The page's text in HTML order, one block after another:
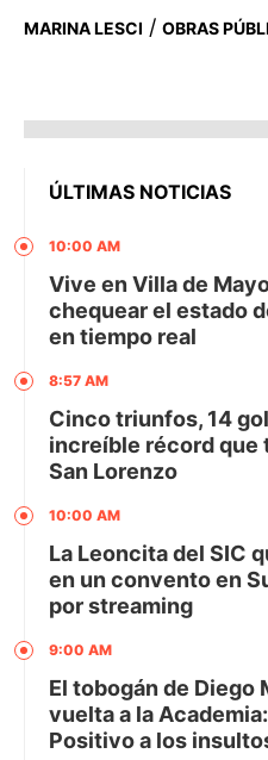
MARINA LESCI / OBRAS
ÚLTIMAS NOTICIAS
10:00 AM
Vive en Villa de
chequear el estado
en tiempo real
8:57 AM
Cinco triunfos, 14
increíble récord que
San Lorenzo
10:00 AM
La Leoncita del SIC
en un convento en
por streaming
9:00 AM
El tobogán de Diego
vuelta a la
Positivo a los